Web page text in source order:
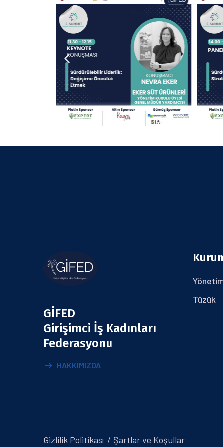
GİFED
Girişimci İş Kadınları
Federasyonu
HAKKIMIZDA
Tüzük
Gizlilik Politikası Şartlar ve Koşullar